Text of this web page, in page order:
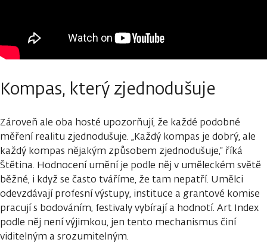
Kompas, který zjednodušuje
Zároveň ale oba hosté upozorňují, že každé podobné
měření realitu zjednodušuje. „Každý kompas je dobrý, ale
každý kompas nějakým způsobem zjednodušuje,“ říká
Štětina. Hodnocení umění je podle něj v uměleckém světě
běžné, i když se často tváříme, že tam nepatří. Umělci
odevzdávají profesní výstupy, instituce a grantové komise
pracují s bodováním, festivaly vybírají a hodnotí. Art Index
podle něj není výjimkou, jen tento mechanismus činí
viditelným a srozumitelným.